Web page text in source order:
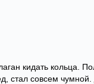
кидать кольца.
стал совсем